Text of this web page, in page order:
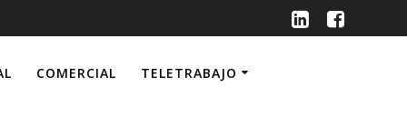
COMERCIAL TELETRABAJO